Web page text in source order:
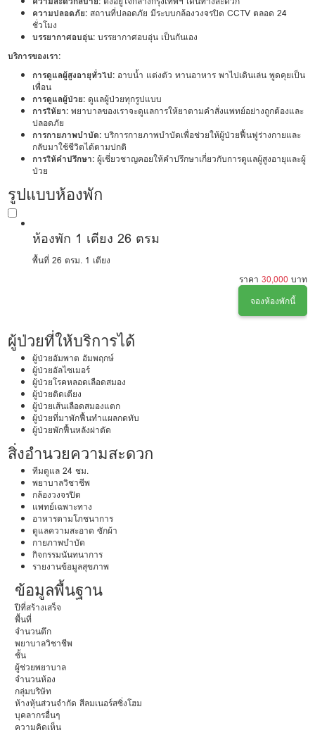
ความปลอดภัย: สถานที่ปลอดภัย มีระบบกล้องวงจรปิด CCTV ตลอด 24
ชั่วโมง
บรรยากาศอบอุ่น: บรรยากาศอบอุ่น เป็นกันเอง
บริการของเรา:
การดูแลผู้สูงอายุทั่วไป: อาบน้ำ แต่งตัว ทานอาหาร พาไปเดินเล่น พูดคุยเป็น
เพื่อน
การดูแลผู้ป่วย: ดูแลผู้ป่วยทุกรูปแบบ
การให้ยา: พยาบาลของเราจะดูแลการให้ยาตามคำสั่งแพทย์อย่างถูกต้องและ
ปลอดภัย
การกายภาพบำบัด: บริการกายภาพบำบัดเพื่อช่วยให้ผู้ป่วยฟื้นฟูร่างกายและ
กลับมาใช้ชีวิตได้ตามปกติ
การให้คำปรึกษา: ผู้เชี่ยวชาญคอยให้คำปรึกษาเกี่ยวกับการดูแลผู้สูงอายุและผู้
ป่วย
รูปแบบห้องพัก
ห้องพัก 1 เตียง 26 ตรม
พื้นที่ 26 ตรม. 1 เตียง
ราคา 30,000 บาท
จองห้องพักนี้
ผู้ป่วยที่ให้บริการได้
ผู้ป่วยอัมพาต อัมพฤกษ์
ผู้ป่วยอัลไซเมอร์
ผู้ป่วยโรคหลอดเลือดสมอง
ผู้ป่วยติดเตียง
ผู้ป่วยเส้นเลือดสมองแตก
ผู้ป่วยที่มาพักฟื้นทำแผลกดทับ
ผู้ป่วยพักฟื้นหลังผ่าตัด
สิ่งอำนวยความสะดวก
ทีมดูแล 24 ชม.
พยาบาลวิชาชีพ
กล้องวงจรปิด
แพทย์เฉพาะทาง
อาหารตามโภชนาการ
ดูแลความสะอาด ซักผ้า
กายภาพบำบัด
กิจกรรมนันทนาการ
รายงานข้อมูลสุขภาพ
ข้อมูลพื้นฐาน
ปีที่สร้างเสร็จ
พื้นที่
จำนวนตึก
พยาบาลวิชาชีพ
ชั้น
ผู้ช่วยพยาบาล
จำนวนห้อง
กลุ่มบริษัท
ห้างหุ้นส่วนจำกัด สีลมเนอร์สซิ่งโฮม
บุคลากรอื่นๆ
ความคิดเห็น